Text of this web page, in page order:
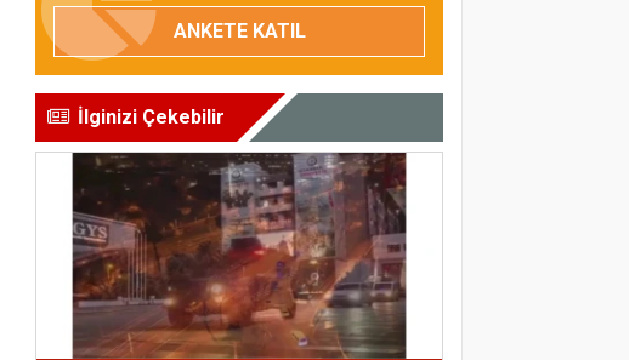
ANKETE KATIL
İlginizi Çekebilir